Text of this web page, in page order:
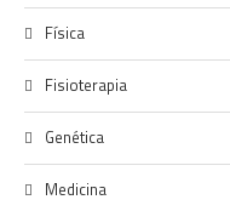
Física
Fisioterapia
Genética
Medicina